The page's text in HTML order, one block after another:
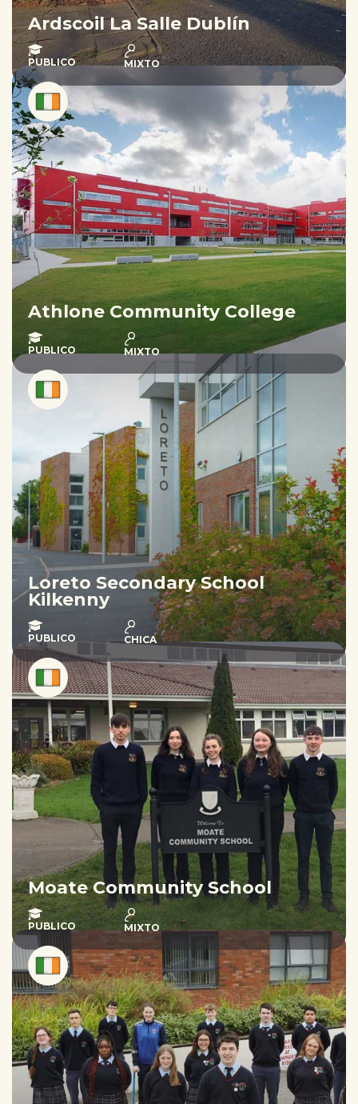
Ardscoil La Salle Dublín
PUBLICO MIXTO
Athlone Community College
PUBLICO MIXTO
Loreto Secondary School
Kilkenny
PUBLICO CHICA
Moate Community School
PUBLICO MIXTO